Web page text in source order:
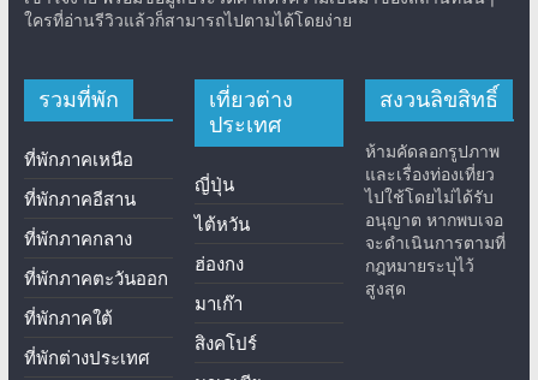
ใครที่อ่านรีวิวแล้วก็สามารถไปตามได้โดยง่าย
รวมที่พัก
ที่พักภาคเหนือ
ที่พักภาคอีสาน
ที่พักภาคกลาง
ที่พักภาคตะวันออก
ที่พักภาคใต้
ที่พักต่างประเทศ
เที่ยวต่าง
ประเทศ
ญี่ปุ่น
ไต้หวัน
ฮ่องกง
มาเก๊า
สิงคโปร์
สงวนลิขสิทธิ์
ห้ามคัดลอกรูปภาพ
และเรื่องท่องเที่ยว
ไปใช้โดยไม่ได้รับ
อนุญาต หากพบเจอ
จะดำเนินการตามที่
กฎหมายระบุไว้
สูงสุด